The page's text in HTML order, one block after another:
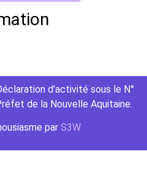
d’activité sous le N°
de la Nouvelle Aquitaine.
par S3W